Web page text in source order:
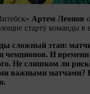
Артем Леонов
старту команды в
сложный этап:
чемпионов. И времени
Не слишком ли
важными матчами?